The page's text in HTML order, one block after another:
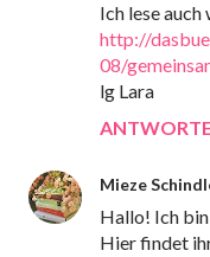
Ich lese
http://
08/
lg Lara
Mieze
Hallo! Ich
Hier findet